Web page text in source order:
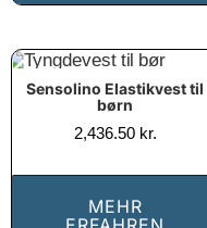
Sensolino Elastikvest til
børn
2,436.50 kr.
MEHR